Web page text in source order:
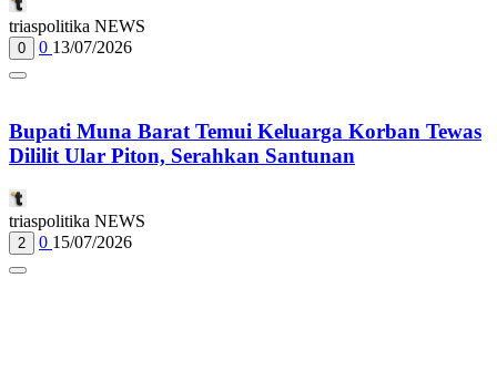
triaspolitika NEWS
0 0 13/07/2026
Bupati Muna Barat Temui Keluarga Korban Tewas
Dililit Ular Piton, Serahkan Santunan
triaspolitika NEWS
2 0 15/07/2026